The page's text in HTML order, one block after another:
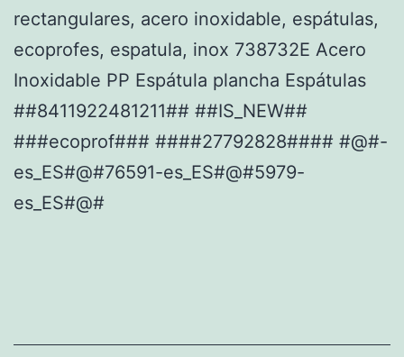
rectangulares, acero inoxidable, espátulas,
ecoprofes, espatula, inox 738732E Acero
Inoxidable PP Espátula plancha Espátulas
##8411922481211## ##IS_NEW##
###ecoprof### ####27792828#### #@#-
es_ES#@#76591-es_ES#@#5979-
es_ES#@#